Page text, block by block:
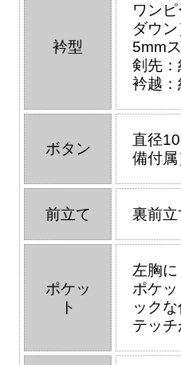
衿型
ワン
ダウン
5mm
剣先
衿越
ボタン
直径
備付属
前立て 裏前立
ポケッ
ト
左胸に
ポケ
ック
テッチ